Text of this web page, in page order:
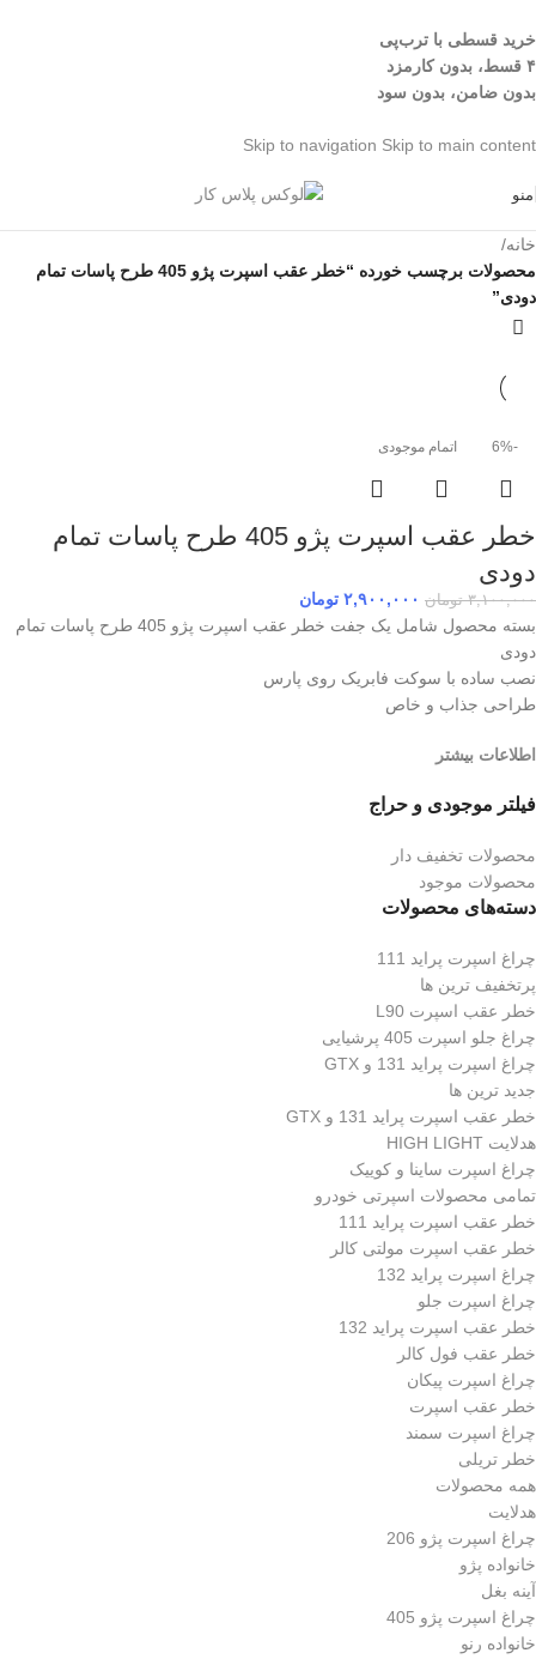
خرید قسطی با ترب‌پی
۴ قسط، بدون کارمزد
بدون ضامن، بدون سود
Skip to navigation Skip to main content
منو
فیلتر موجودی و حراج
محصولات تخفیف دار
محصولات موجود
دسته‌های محصولات
چراغ اسپرت پراید 111
پرتخفیف ترین ها
خطر عقب اسپرت L90
چراغ جلو اسپرت 405 پرشیایی
چراغ اسپرت پراید 131 و GTX
جدید ترین ها
خطر عقب اسپرت پراید 131 و GTX
هدلایت HIGH LIGHT
چراغ اسپرت ساینا و کوییک
تمامی محصولات اسپرتی خودرو
خطر عقب اسپرت پراید 111
خطر عقب اسپرت مولتی کالر
چراغ اسپرت پراید 132
چراغ اسپرت جلو
خطر عقب اسپرت پراید 132
خطر عقب فول کالر
چراغ اسپرت پیکان
خطر عقب اسپرت
چراغ اسپرت سمند
خطر تریلی
همه محصولات
هدلایت
چراغ اسپرت پژو 206
خانواده پژو
آینه بغل
چراغ اسپرت پژو 405
خانواده رنو
خانه/
محصولات برچسب خورده “خطر عقب اسپرت پژو 405 طرح پاسات تمام
دودی”
-6% اتمام موجودی
خطر عقب اسپرت پژو 405 طرح پاسات تمام
دودی
۳,۱۰۰,۰۰۰ تومان ۲,۹۰۰,۰۰۰ تومان
بسته محصول شامل یک جفت خطر عقب اسپرت پژو 405 طرح پاسات تمام
دودی
نصب ساده با سوکت فابریک روی پارس
طراحی جذاب و خاص
اطلاعات بیشتر